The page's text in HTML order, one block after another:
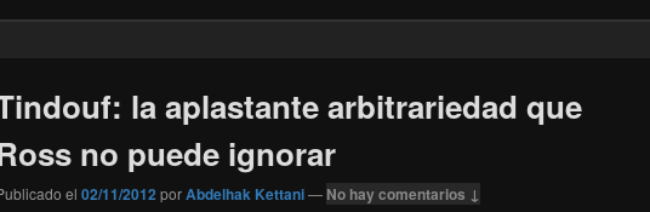
la aplastante arbitrariedad que
no puede ignorar
el 02/11/2012 porAbdelhak Kettani— No hay comentarios ↓